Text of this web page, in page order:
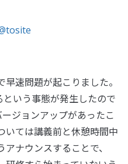
速問題が起こりました。
いう事態が発生したので
ジョンアップがあったこ
いては講義前と休憩時間中
ナウンスすることで、